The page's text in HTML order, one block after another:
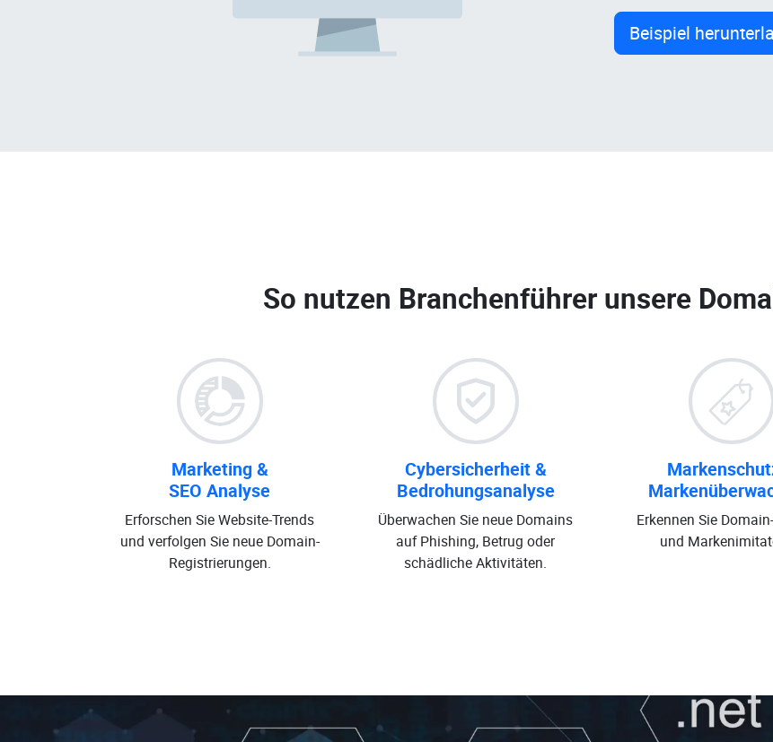
Beispiel
So nutzen Branchenführer unsere
Marketing &
SEO Analyse
Erforschen Sie Website-Trends
und verfolgen Sie neue Domain-
Registrierungen.
Cybersicherheit &
Bedrohungsanalyse
Überwachen Sie neue Domains
auf Phishing, Betrug oder
schädliche Aktivitäten.
Erkennen Sie
und